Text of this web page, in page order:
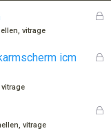
G
l
vitrage
G
o
icm
G
vitrage